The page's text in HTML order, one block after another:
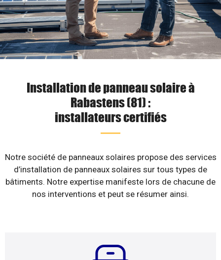
Installation de panneau solaire à
Rabastens (81) :
installateurs certifiés
Notre société de panneaux solaires propose des services
d’installation de panneaux solaires sur tous types de
bâtiments. Notre expertise manifeste lors de chacune de
nos interventions et peut se résumer ainsi.